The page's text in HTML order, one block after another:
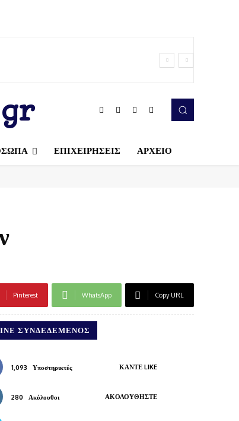
ΕΠΙΧΕΙΡΗΣΕΙΣ ΑΡΧΕΙΟ
Pinterest WhatsApp Copy URL
ΣΥΝΔΕΔΕΜΈΝΟΣ
1,093 Υποστηρικτές ΚΆΝΤΕ LIKE
280 Ακόλουθοι ΑΚΟΛΟΥΘΉΣΤΕ